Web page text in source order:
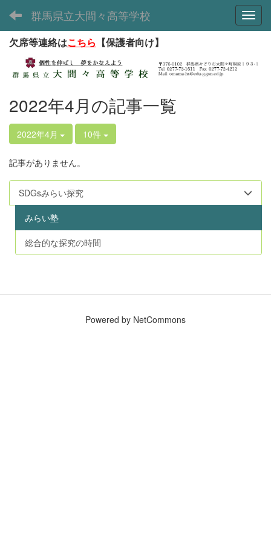
群馬県立大間々高等学校
欠席等連絡はこちら 【保護者向け】
2022年4月の記事一覧
2022年4月 10件
記事がありません。
SDGsみらい探究
みらい塾
総合的な探究の時間
Powered by NetCommons